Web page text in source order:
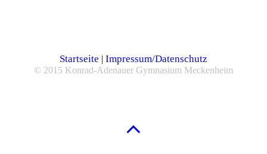
Startseite | Impressum/Datenschutz
© 2015 Konrad-Adenauer Gymnasium Meckenheim